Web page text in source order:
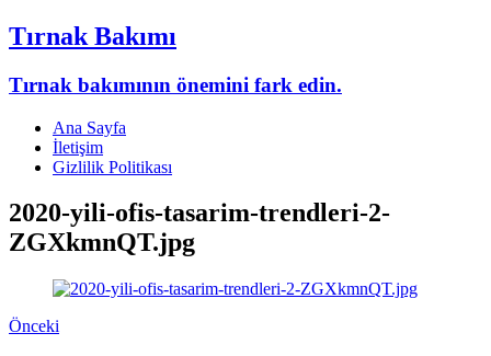
Tırnak Bakımı
Tırnak bakımının önemini fark edin.
Ana Sayfa
İletişim
Gizlilik Politikası
2020-yili-ofis-tasarim-trendleri-2-
ZGXkmnQT.jpg
Önceki